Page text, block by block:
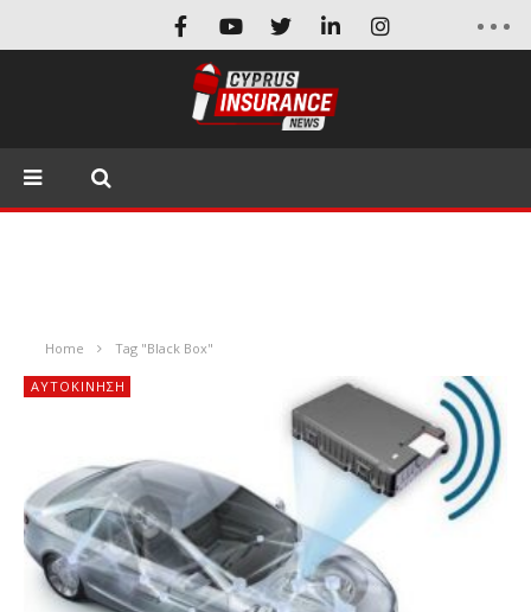
Home Tag "Black Box"
ΑΥΤΟΚΙΝΗΣΗ